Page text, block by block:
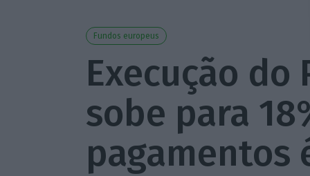
Fundos europeus
Execução do
sobe para
pagamentos